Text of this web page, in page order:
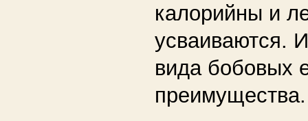
калорийны и
усваиваются.
вида бобовых
преимущества.